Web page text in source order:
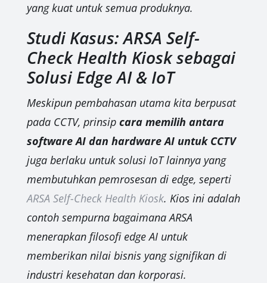
yang kuat untuk semua produknya.
Studi Kasus: ARSA Self-
Check Health Kiosk sebagai
Solusi Edge AI & IoT
Meskipun pembahasan utama kita berpusat
pada CCTV, prinsip cara memilih antara
software AI dan hardware AI untuk CCTV
juga berlaku untuk solusi IoT lainnya yang
membutuhkan pemrosesan di edge, seperti
ARSA Self-Check Health Kiosk. Kios ini adalah
contoh sempurna bagaimana ARSA
menerapkan filosofi edge AI untuk
memberikan nilai bisnis yang signifikan di
industri kesehatan dan korporasi.